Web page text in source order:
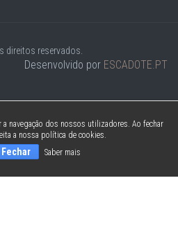
direitos reservados.
Desenvolvido por ESCADOTE.PT
navegação dos nossos utilizadores. Ao fechar
a nossa política de cookies.
Saber mais